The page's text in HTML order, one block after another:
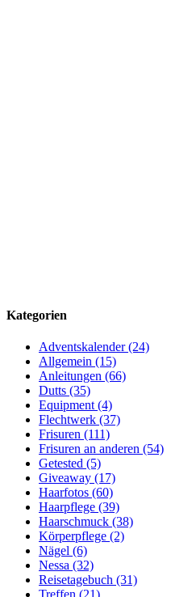
Kategorien
Adventskalender (24)
Allgemein (15)
Anleitungen (66)
Dutts (35)
Equipment (4)
Flechtwerk (37)
Frisuren (111)
Frisuren an anderen (54)
Getested (5)
Giveaway (17)
Haarfotos (60)
Haarpflege (39)
Haarschmuck (38)
Körperpflege (2)
Nägel (6)
Nessa (32)
Reisetagebuch (31)